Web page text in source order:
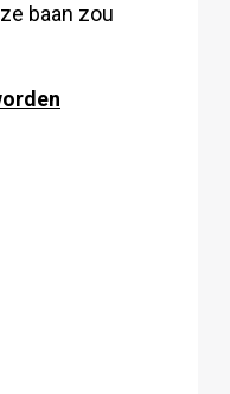
baan zou